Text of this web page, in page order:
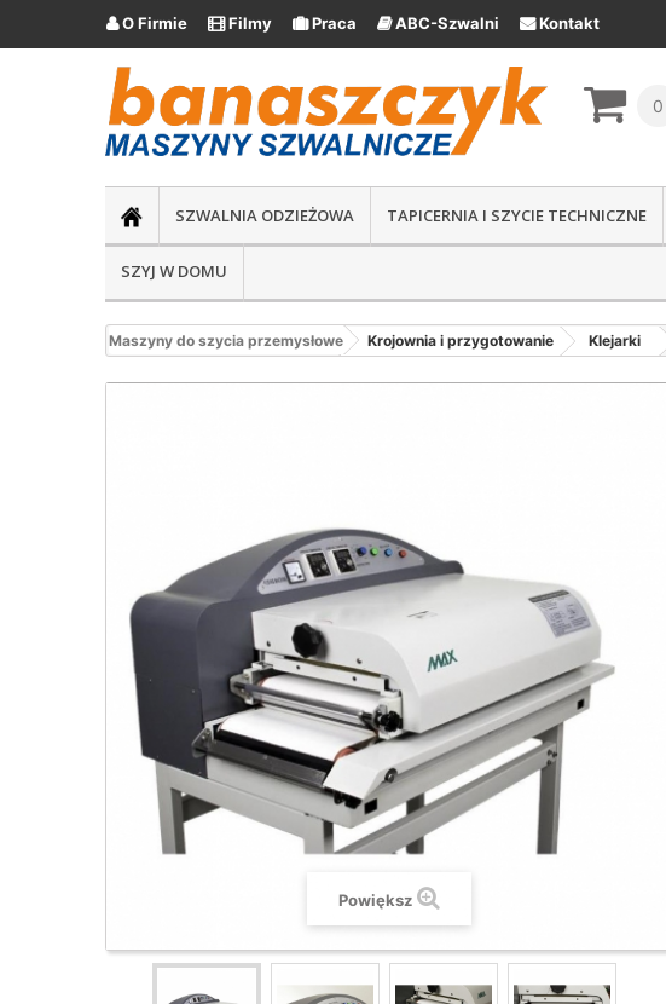
O Firmie Filmy Praca ABC-Szwalni Kontakt
0
SZWALNIA ODZIEŻOWA TAPICERNIA I SZYCIE TECHNICZNE
SZYJ W DOMU
Maszyny do szycia przemysłowe Krojownia i przygotowanie Klejarki
Powiększ